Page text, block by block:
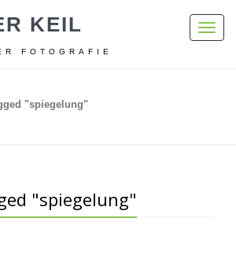
KEIL
FOTOGRAFIE
"spiegelung"
"spiegelung"